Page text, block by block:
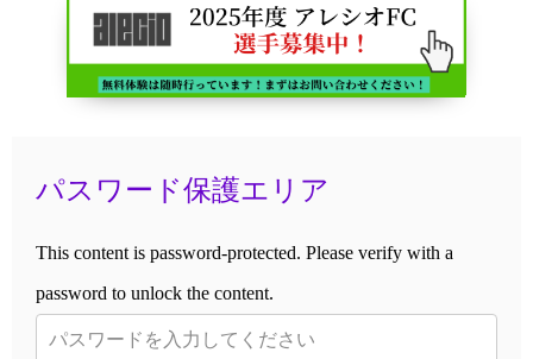
パスワード保護エリア
This content is password-protected. Please verify with a
password to unlock the content.